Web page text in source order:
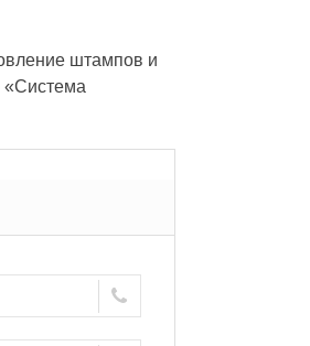
штампов и
«Система